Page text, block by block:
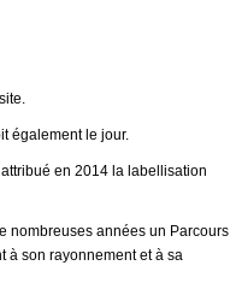
également le jour.
en 2014 la labellisation
nombreuses années un Parcours
à son rayonnement et à sa